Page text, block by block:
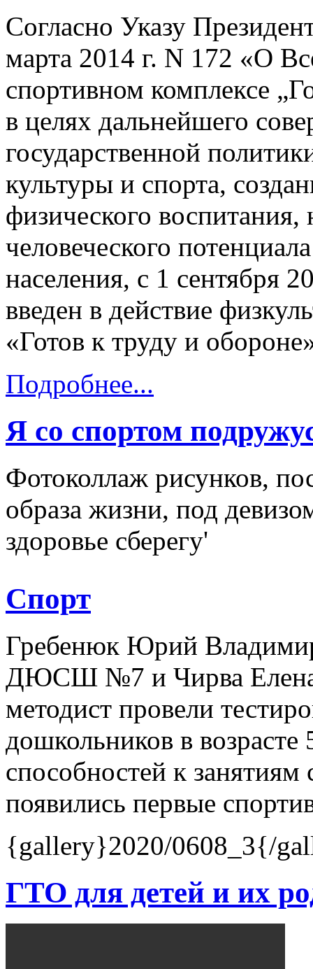
Согласно Указу
марта 2014 г. N 172 «О
спортивном комплексе
в целях дальнейшего
государственной
культуры и спорта,
физического воспитания,
человеческого
населения, с 1 сентября
введен в действие
«Готов к труду и
Подробнее...
Я со спортом
Фотоколлаж рисунков,
образа жизни, под
здоровье сберегу'
Спорт
Гребенюк Юрий
ДЮСШ №7 и Чирва Елена
методист провели
дошкольников в
способностей к
появились первые
{gallery}2020/0608_3{/
ГТО для детей и их